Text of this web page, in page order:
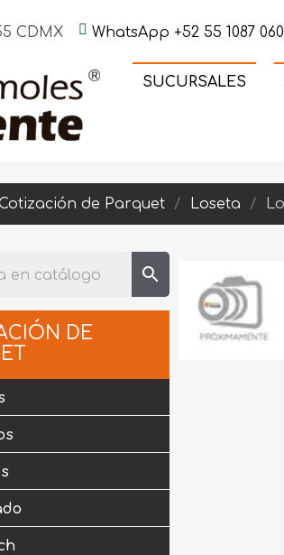
CDMX WhatsApp +52 55 1087
SUCURSALES
de Parquet Loseta
search
DE